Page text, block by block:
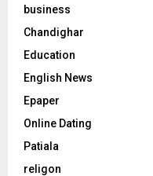
business
Chandighar
Education
English News
Epaper
Online Dating
Patiala
religon